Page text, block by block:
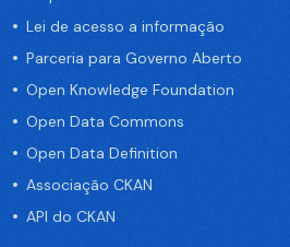
Lei de acesso a informação
Parceria para Governo Aberto
Open Knowledge Foundation
Open Data Commons
Open Data Definition
Associação CKAN
API do CKAN